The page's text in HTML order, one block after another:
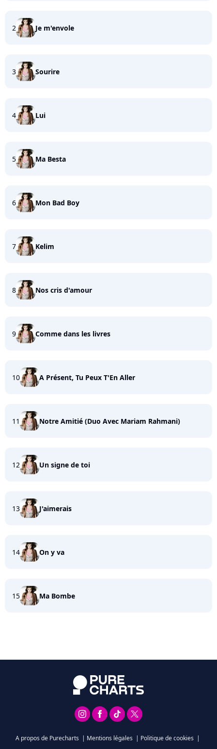
2 Je m'envole
3 Sourire
4 Lui
5 Ma Besta
6 Mon Bad Boy
7 Kelim
8 Nos cris d'amour
9 Comme dans les livres
10 A Présent, Tu Peux T'En Aller
11 Notre Amitié (Duo Avec Mariam Rahmani)
12 Un signe de toi
13 J'aimerais
14 On y va
15 Ma Bombe
A propos de Purecharts | Mentions légales | Politique de cookies |